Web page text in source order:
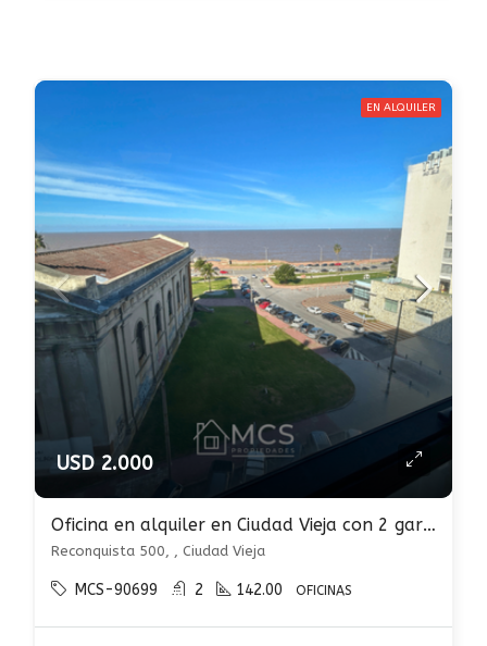
EN ALQUILER
USD 2.000
Oficina en alquiler en Ciudad Vieja con 2 garages
Reconquista 500, , Ciudad Vieja
MCS-90699 2 142.00 OFICINAS